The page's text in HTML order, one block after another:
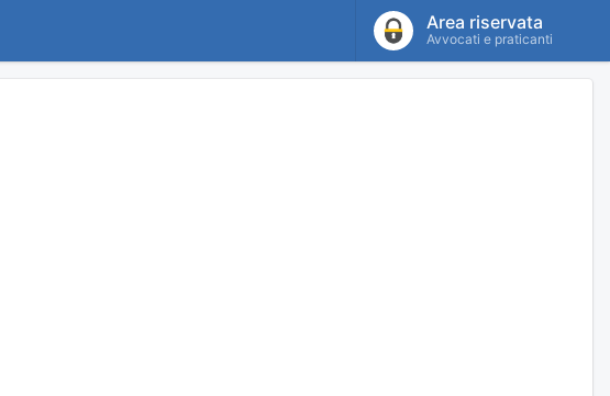
Area riservata
Avvocati e praticanti